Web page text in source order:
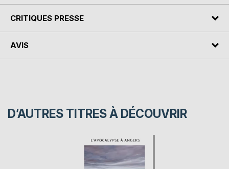
CRITIQUES PRESSE
AVIS
D’AUTRES TITRES À DÉCOUVRIR